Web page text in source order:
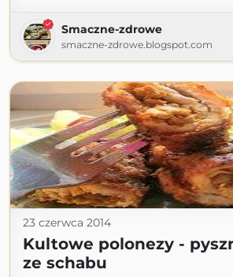
Smaczne-zdrowe
smaczne-zdrowe.blogspot.com
23 czerwca 2014
Kultowe polonezy -
ze schabu